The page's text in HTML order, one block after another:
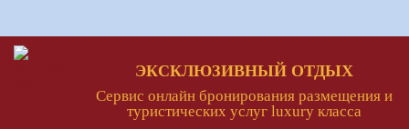
ЭКСКЛЮЗИВНЫЙ ОТДЫХ
Сервис онлайн бронирования размещения и
туристических услуг luxury класса